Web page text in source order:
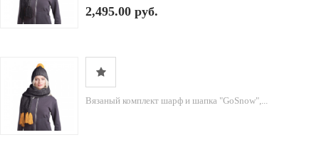
2,495.00 руб.
Вязаный комплект шарф и шапка "GoSnow",...